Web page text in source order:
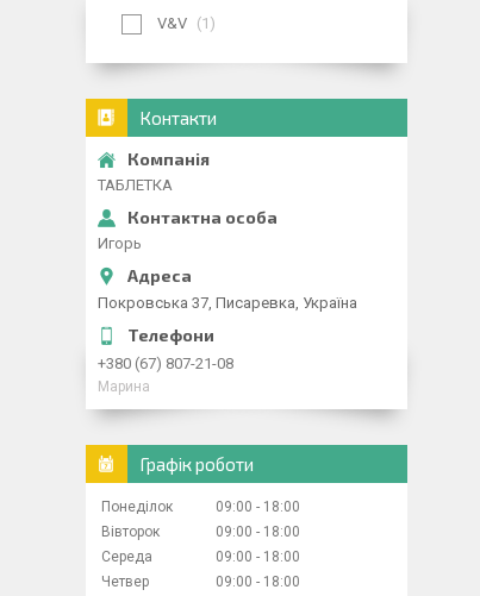
V&V 1
Контакти
ТАБЛЕТКА
Игорь
Покровська 37, Писаревка, Україна
+380 (67) 807-21-08
Марина
Графік роботи
Понеділок 09:00
18:00
Вівторок
09:00
18:00
Середа
09:00
18:00
Четвер
09:00
18:00